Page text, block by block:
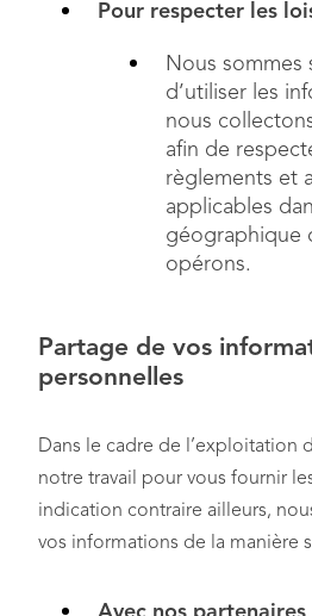
Pour respecter les
Nous sommes
d’utiliser les
nous
afin de
règlements et
applicables
géographique
opérons.
Partage de vos
personnelles
Dans le cadre de l’exploitation
notre travail pour vous fournir
indication contraire ailleurs,
vos informations de la manière